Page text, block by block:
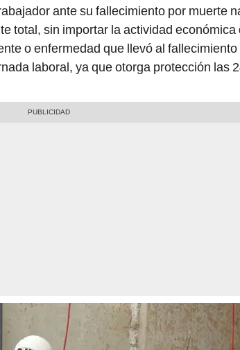
ante su fallecimiento por muerte
total, sin importar la actividad económica
o enfermedad que llevó al fallecimiento
laboral, ya que otorga protección las